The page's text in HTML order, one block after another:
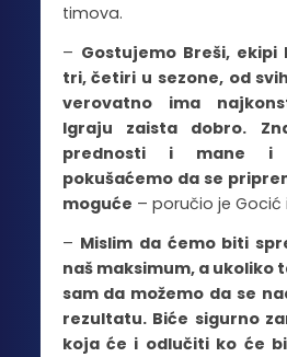
timova.
– Gostujemo Breši, ekipi
tri, četiri u sezone, od
verovatno ima
Igraju zaista dobro.
prednosti i mane i
pokušaćemo da se
moguće – poručio je
– Mislim da ćemo biti
naš maksimum, a ukoliko
sam da možemo da se
rezultatu. Biće sigurno
koja će i odlučiti ko će